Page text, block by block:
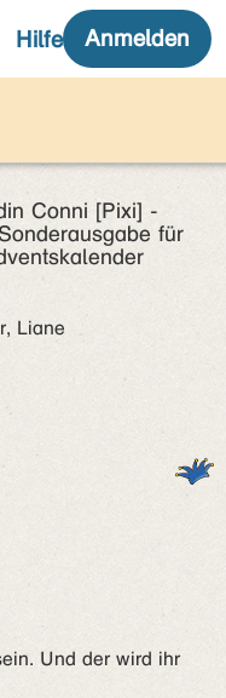
Conni [Pixi] -
für
Liane
Und der wird ihr